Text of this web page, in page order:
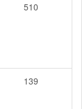
510
139